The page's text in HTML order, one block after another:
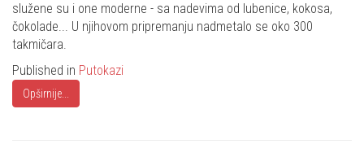
služene su i one moderne - sa nadevima od lubenice, kokosa,
čokolade... U njihovom pripremanju nadmetalo se oko 300
takmičara.
Published in Putokazi
Opširnije...